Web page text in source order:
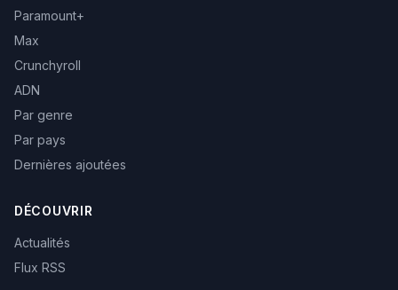
Paramount+
Max
Crunchyroll
ADN
Par genre
Par pays
Dernières ajoutées
DÉCOUVRIR
Actualités
Flux RSS